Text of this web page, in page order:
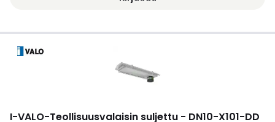
I-VALO-Teollisuusvalaisin suljettu - DN10-X101-DD